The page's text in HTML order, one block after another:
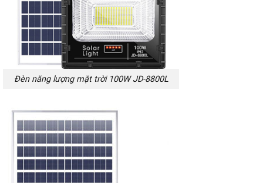
Đèn năng lượng mặt trời 100W JD-8800L